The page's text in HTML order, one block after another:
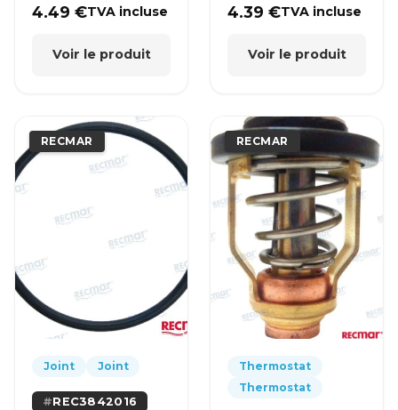
4.49€TVA incluse
Voir le produit
4.39€TVA incluse
Voir le produit
RECMAR
Joint Joint
REC3842016
RECMAR
Thermostat
Thermostat